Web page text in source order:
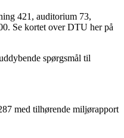
421, auditorium 73,
Se kortet over DTU her på
spørgsmål til
med tilhørende miljørapport